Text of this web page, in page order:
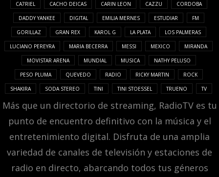
CA7RIEL CACHO DEICAS CARIN LEON CAZZU CORDOBA
DADDY YANKEE DIGITAL EMILIA MERNES ESTUDIAR FM
GORILLAZ GRAN REX KAROL G LA PLATA LOS PALMERAS
LUCIANO PEREYRA MARIA BECERRA MESSI MEXICO MIRANDA
MOVISTAR ARENA MUNDIAL MUSICA NATHY PELUSO
PESO PLUMA QUEVEDO RADIO RICKY MARTIN ROCK
SHAKIRA SODA STEREO TINI TINI STOESSEL TRUENO TV
Más que un directorio de streaming, RadioTV es tu
punto de encuentro definitivo con la música y el
entretenimiento digital. Disfruta de una amplia
variedad de canales de televisión y estaciones de
radio en directo, abarcando todos tus géneros